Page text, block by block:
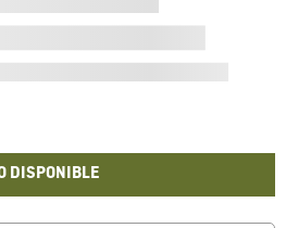
DISPONIBLE